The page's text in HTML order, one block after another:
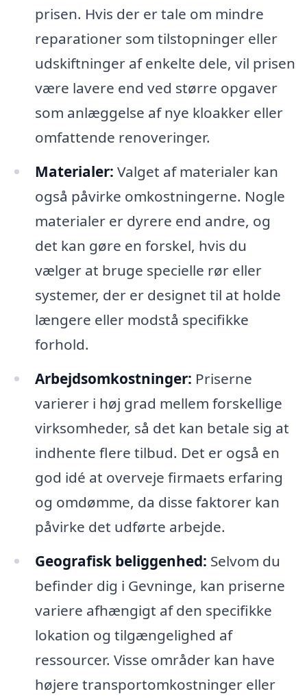
prisen. Hvis der er tale om mindre
reparationer som tilstopninger eller
udskiftninger af enkelte dele, vil prisen
være lavere end ved større opgaver
som anlæggelse af nye kloakker eller
omfattende renoveringer.
Materialer: Valget af materialer kan
også påvirke omkostningerne. Nogle
materialer er dyrere end andre, og
det kan gøre en forskel, hvis du
vælger at bruge specielle rør eller
systemer, der er designet til at holde
længere eller modstå specifikke
forhold.
Arbejdsomkostninger: Priserne
varierer i høj grad mellem forskellige
virksomheder, så det kan betale sig at
indhente flere tilbud. Det er også en
god idé at overveje firmaets erfaring
og omdømme, da disse faktorer kan
påvirke det udførte arbejde.
Geografisk beliggenhed: Selvom du
befinder dig i Gevninge, kan priserne
variere afhængigt af den specifikke
lokation og tilgængelighed af
ressourcer. Visse områder kan have
højere transportomkostninger eller